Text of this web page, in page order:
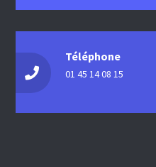
Téléphone
01 45 14 08 15